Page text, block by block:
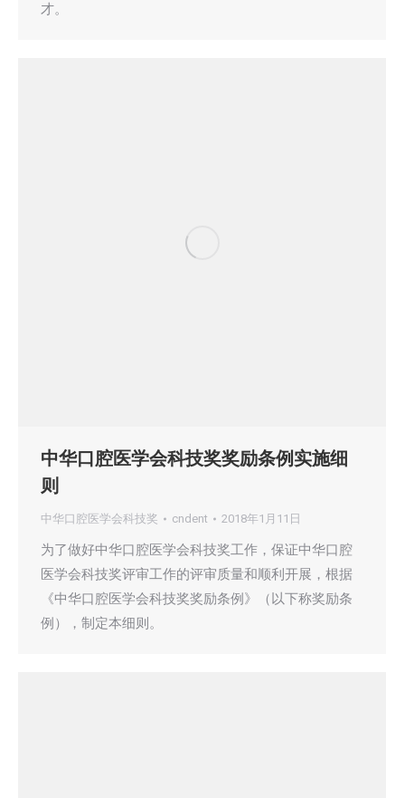
才。
中华口腔医学会科技奖奖励条例实施细
则
中华口腔医学会科技奖 cndent 2018年1月11日
为了做好中华口腔医学会科技奖工作，保证中华口腔
医学会科技奖评审工作的评审质量和顺利开展，根据
《中华口腔医学会科技奖奖励条例》（以下称奖励条
例），制定本细则。